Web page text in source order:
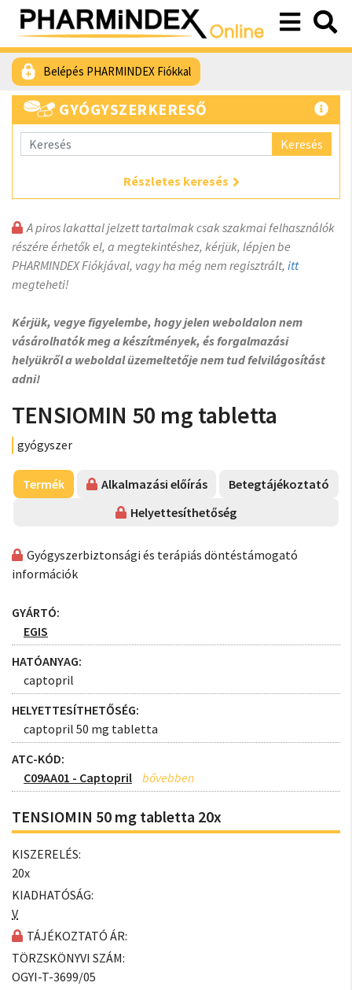
Belépés PHARMINDEX Fiókkal
GYÓGYSZERKERESŐ
Keresés
Részletes keresés
A piros lakattal jelzett tartalmak csak szakmai felhasználók
részére érhetők el, a megtekintéshez, kérjük, lépjen be
PHARMINDEX Fiókjával, vagy ha még nem regisztrált, itt
megteheti!
Kérjük, vegye figyelembe, hogy jelen weboldalon nem
vásárolhatók meg a készítmények, és forgalmazási
helyükről a weboldal üzemeltetője nem tud felvilágosítást
adni!
TENSIOMIN 50 mg tabletta
gyógyszer
Termék Alkalmazási előírás
Betegtájékoztató
Helyettesíthetőség
Gyógyszerbiztonsági és terápiás döntéstámogató
információk
GYÁRTÓ:
EGIS
HATÓANYAG:
captopril
HELYETTESÍTHETŐSÉG:
captopril 50 mg tabletta
ATC-KÓD:
C09AA01 - Captopril
TENSIOMIN 50 mg tabletta 20x
KISZERELÉS:
20x
KIADHATÓSÁG:
V
TÁJÉKOZTATÓ ÁR:
TÖRZSKÖNYVI SZÁM:
OGYI-T-3699/05